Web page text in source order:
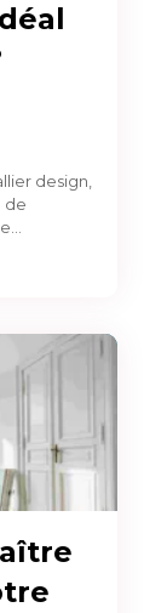
design,
de